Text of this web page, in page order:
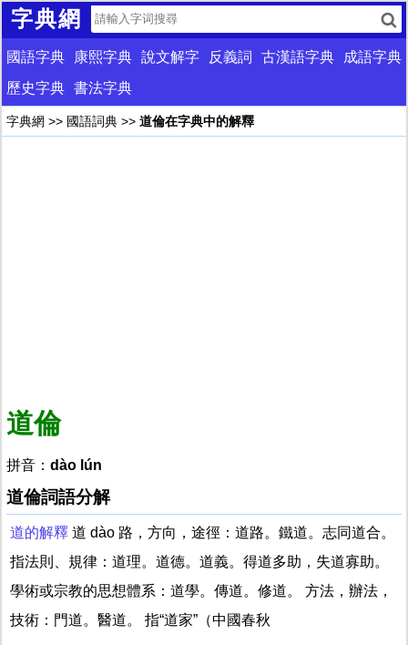
字典網
國語字典 康熙字典 說文解字 反義詞 古漢語字典
成語字典
歷史字典 書法字典
字典網 >> 國語詞典 >> 道倫在字典中的解釋
道倫
拼音： dào lún
道倫詞語分解
道的解釋 道 dào 路，方向，途徑：道路。鐵道。志同道合。
指法則、規律：道理。道德。道義。得道多助，失道寡助。
學術或宗教的思想體系：道學。傳道。修道。 方法，辦法，
技術：門道。醫道。 指“道家”（中國春秋